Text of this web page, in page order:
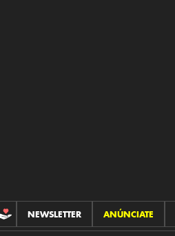
CONTRIBUCIONES
NEWSLETTER ANÚNCIATE